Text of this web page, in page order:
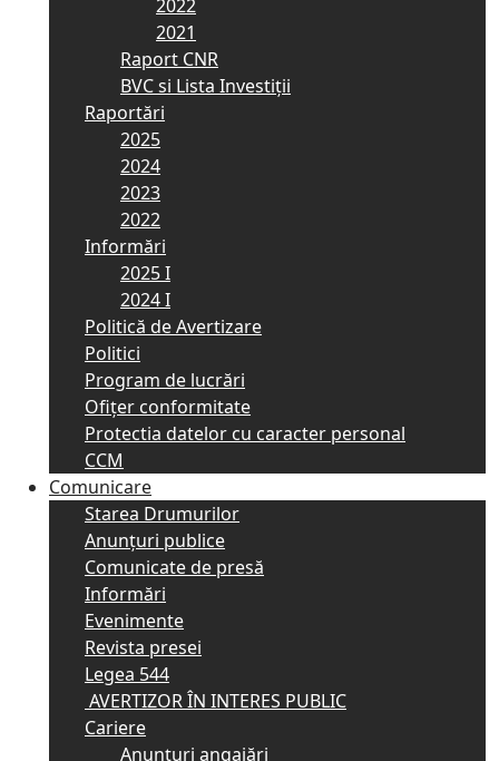
2022
2021
Raport CNR
BVC si Lista Investiții
Raportări
2025
2024
2023
2022
Informări
2025 I
2024 I
Politică de Avertizare
Politici
Program de lucrări
Ofițer conformitate
Protectia datelor cu caracter personal
CCM
Comunicare
Starea Drumurilor
Anunţuri publice
Comunicate de presă
Informări
Evenimente
Revista presei
Legea 544
AVERTIZOR ÎN INTERES PUBLIC
Cariere
Anunţuri angajări